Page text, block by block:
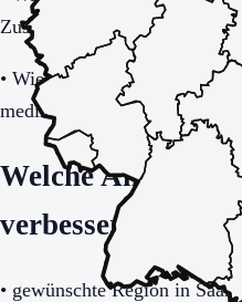
Zuständigkeiten erklärt?
• Wie gut passt das Haus zu
medizinischem
Welche Angaben
verbessern
• gewünschte Region in